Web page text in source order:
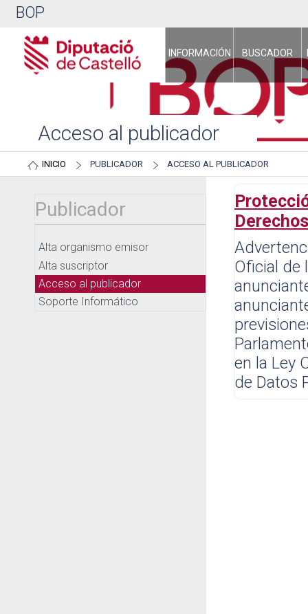
BOP
INFORMACIÓN BUSCADOR
Acceso al publicador
INICIO PUBLICADOR ACCESO AL PUBLICADOR
Publicador
Alta organismo emisor
Alta suscriptor
Acceso al publicador
Soporte Informático
Oficial de
en la Ley
de Datos